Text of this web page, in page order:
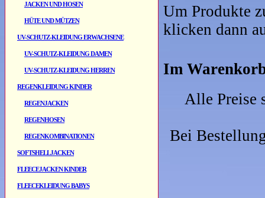
JACKEN UND HOSEN
HÜTE UND MÜTZEN
UV-SCHUTZ-KLEIDUNG ERWACHSENE
UV-SCHUTZ-KLEIDUNG DAMEN
UV-SCHUTZ-KLEIDUNG HERREN
REGENKLEIDUNG KINDER
REGENJACKEN
REGENHOSEN
REGENKOMBINATIONEN
SOFTSHELLJACKEN
FLEECEJACKEN KINDER
FLEECEKLEIDUNG BABYS
Um Produkte
klicken dann
Im
Alle Preise
Bei